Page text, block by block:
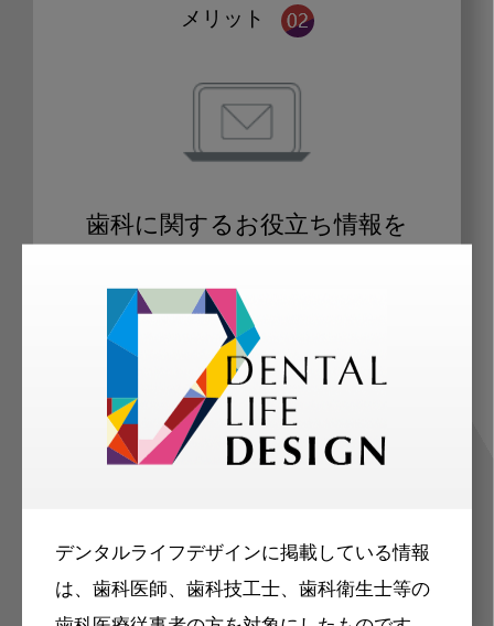
デンタルライフデザインに掲載している情報
は、歯科医師、歯科技工士、歯科衛生士等の
メリット
歯科に関するお役立ち情報を
ご登録いただいた職種（歯科医師、歯
科衛生士、歯科技工士）に合わせた内
容のメールマガジンをお届けします。